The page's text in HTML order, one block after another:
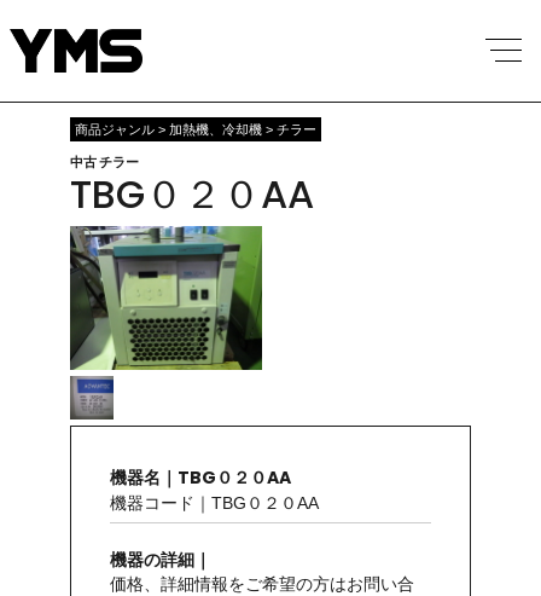
商品ジャンル > 加熱機、冷却機 > チラー
中古 チラー
TBG０２０AA
機器名｜TBG０２０AA
機器コード｜TBG０２０AA
機器の詳細｜
価格、詳細情報をご希望の方はお問い合